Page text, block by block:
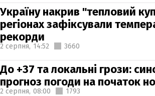
Україну накрив "тепловий
регіонах зафіксували
рекорди
2 серпня, 14:52 3660
До +37 та локальні грози:
прогноз погоди на початок
2 серпня, 08:00 1793